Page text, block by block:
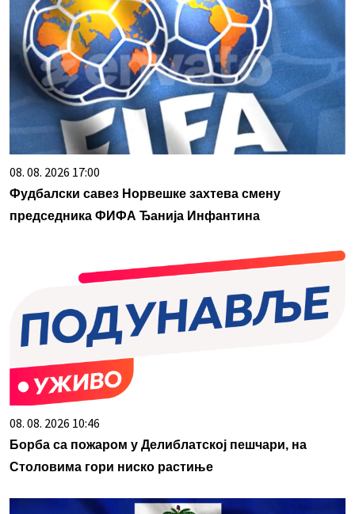
08. 08. 2026 17:00
Фудбалски савез Норвешке захтева смену
председника ФИФА Ђанија Инфантина
08. 08. 2026 10:46
Борба са пожаром у Делиблатској пешчари, на
Столовима гори ниско растиње